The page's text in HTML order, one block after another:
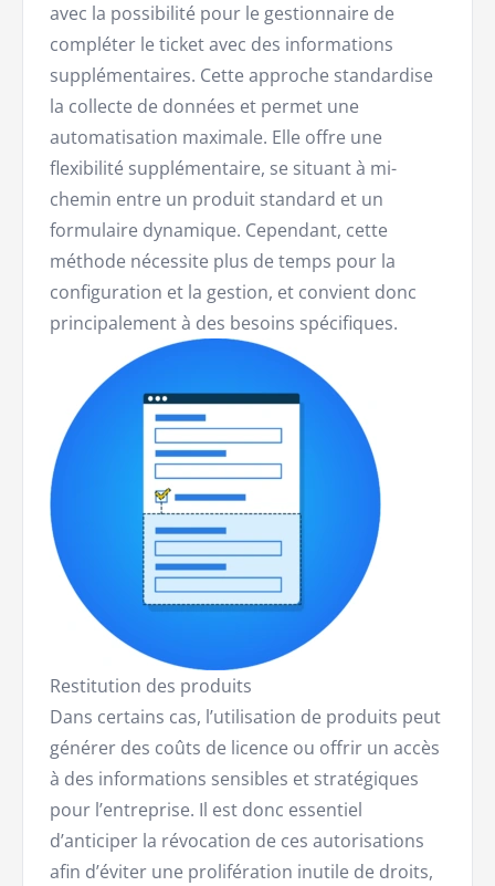
avec la possibilité pour le gestionnaire de
compléter le ticket avec des informations
supplémentaires. Cette approche standardise
la collecte de données et permet une
automatisation maximale. Elle offre une
flexibilité supplémentaire, se situant à mi-
chemin entre un produit standard et un
formulaire dynamique. Cependant, cette
méthode nécessite plus de temps pour la
configuration et la gestion, et convient donc
principalement à des besoins spécifiques.
Restitution des produits
Dans certains cas, l’utilisation de produits peut
générer des coûts de licence ou offrir un accès
à des informations sensibles et stratégiques
pour l’entreprise. Il est donc essentiel
d’anticiper la révocation de ces autorisations
afin d’éviter une prolifération inutile de droits,